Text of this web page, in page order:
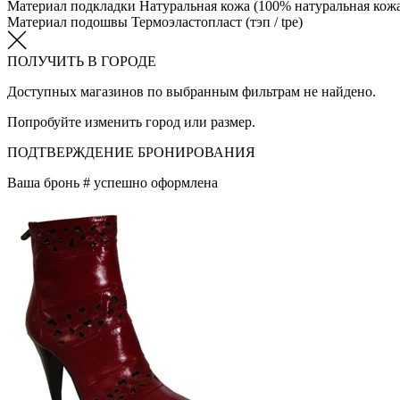
Материал подкладки Натуральная кожа (100% натуральная
Материал подошвы Термоэластопласт (тэп / tpe)
ПОЛУЧИТЬ В ГОРОДЕ
Доступных магазинов по выбранным фильтрам не найдено.
Попробуйте изменить город или размер.
ПОДТВЕРЖДЕНИЕ БРОНИРОВАНИЯ
Ваша бронь # успешно оформлена